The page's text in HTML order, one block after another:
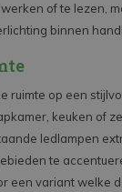
of te lezen,
binnen
ruimte op een
keuken of
ledlampen
te
een variant welke